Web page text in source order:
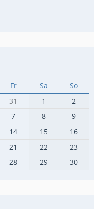
Fr Sa
So
31 1
2
7 8
9
14 15
16
21 22
23
28 29 30